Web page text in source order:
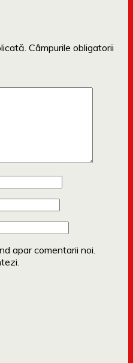
Câmpurile obligatorii
apar comentarii noi.